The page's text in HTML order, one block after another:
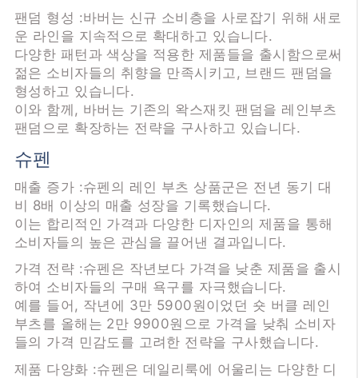
팬덤 형성 :바버는 신규 소비층을 사로잡기 위해 새로
운 라인을 지속적으로 확대하고 있습니다.
다양한 패턴과 색상을 적용한 제품들을 출시함으로써
젊은 소비자들의 취향을 만족시키고, 브랜드 팬덤을
형성하고 있습니다.
이와 함께, 바버는 기존의 왁스재킷 팬덤을 레인부츠
팬덤으로 확장하는 전략을 구사하고 있습니다.
슈펜
매출 증가 :슈펜의 레인 부츠 상품군은 전년 동기 대
비 8배 이상의 매출 성장을 기록했습니다.
이는 합리적인 가격과 다양한 디자인의 제품을 통해
소비자들의 높은 관심을 끌어낸 결과입니다.
가격 전략 :슈펜은 작년보다 가격을 낮춘 제품을 출시
하여 소비자들의 구매 욕구를 자극했습니다.
예를 들어, 작년에 3만 5900원이었던 숏 버클 레인
부츠를 올해는 2만 9900원으로 가격을 낮춰 소비자
들의 가격 민감도를 고려한 전략을 구사했습니다.
제품 다양화 :슈펜은 데일리룩에 어울리는 다양한 디